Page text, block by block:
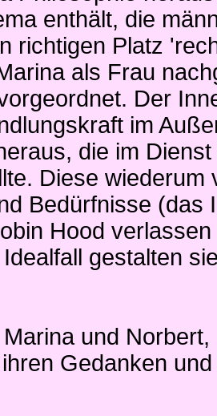
enthält, die
richtigen Platz
als Frau
Der
im
die im
Diese wiederum
Bedürfnisse (das
Hood
gestalten
und
Gedanken